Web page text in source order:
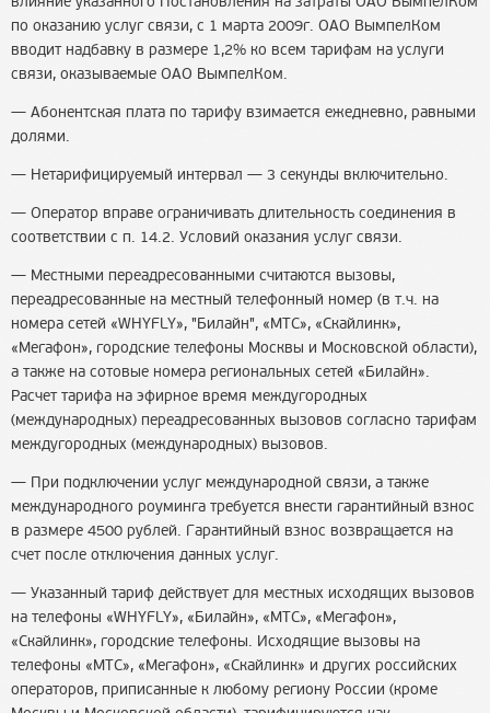
по оказанию услуг связи, с 1 марта 2009г. ОАО ВымпелКом
вводит надбавку в размере 1,2% ко всем тарифам на услуги
связи, оказываемые ОАО ВымпелКом.
Абонентская плата по тарифу взимается ежедневно, равными
долями.
Нетарифицируемый интервал — 3 секунды включительно.
Оператор вправе ограничивать длительность соединения в
соответствии с п. 14.2. Условий оказания услуг связи.
Местными переадресованными считаются вызовы,
переадресованные на местный телефонный номер (в т.ч. на
номера сетей «WHYFLY», "Билайн", «МТС», «Скайлинк»,
«Мегафон», городские телефоны Москвы и Московской области),
а также на сотовые номера региональных сетей «Билайн».
Расчет тарифа на эфирное время междугородных
(международных) переадресованных вызовов согласно тарифам
междугородных (международных) вызовов.
При подключении услуг международной связи, а также
международного роуминга требуется внести гарантийный взнос
в размере 4500 рублей. Гарантийный взнос возвращается на
счет после отключения данных услуг.
Указанный тариф действует для местных исходящих вызовов
на телефоны «WHYFLY», «Билайн», «МТС», «Мегафон»,
«Скайлинк», городские телефоны. Исходящие вызовы на
телефоны «МТС», «Мегафон», «Скайлинк» и других российских
операторов, приписанные к любому региону России (кроме